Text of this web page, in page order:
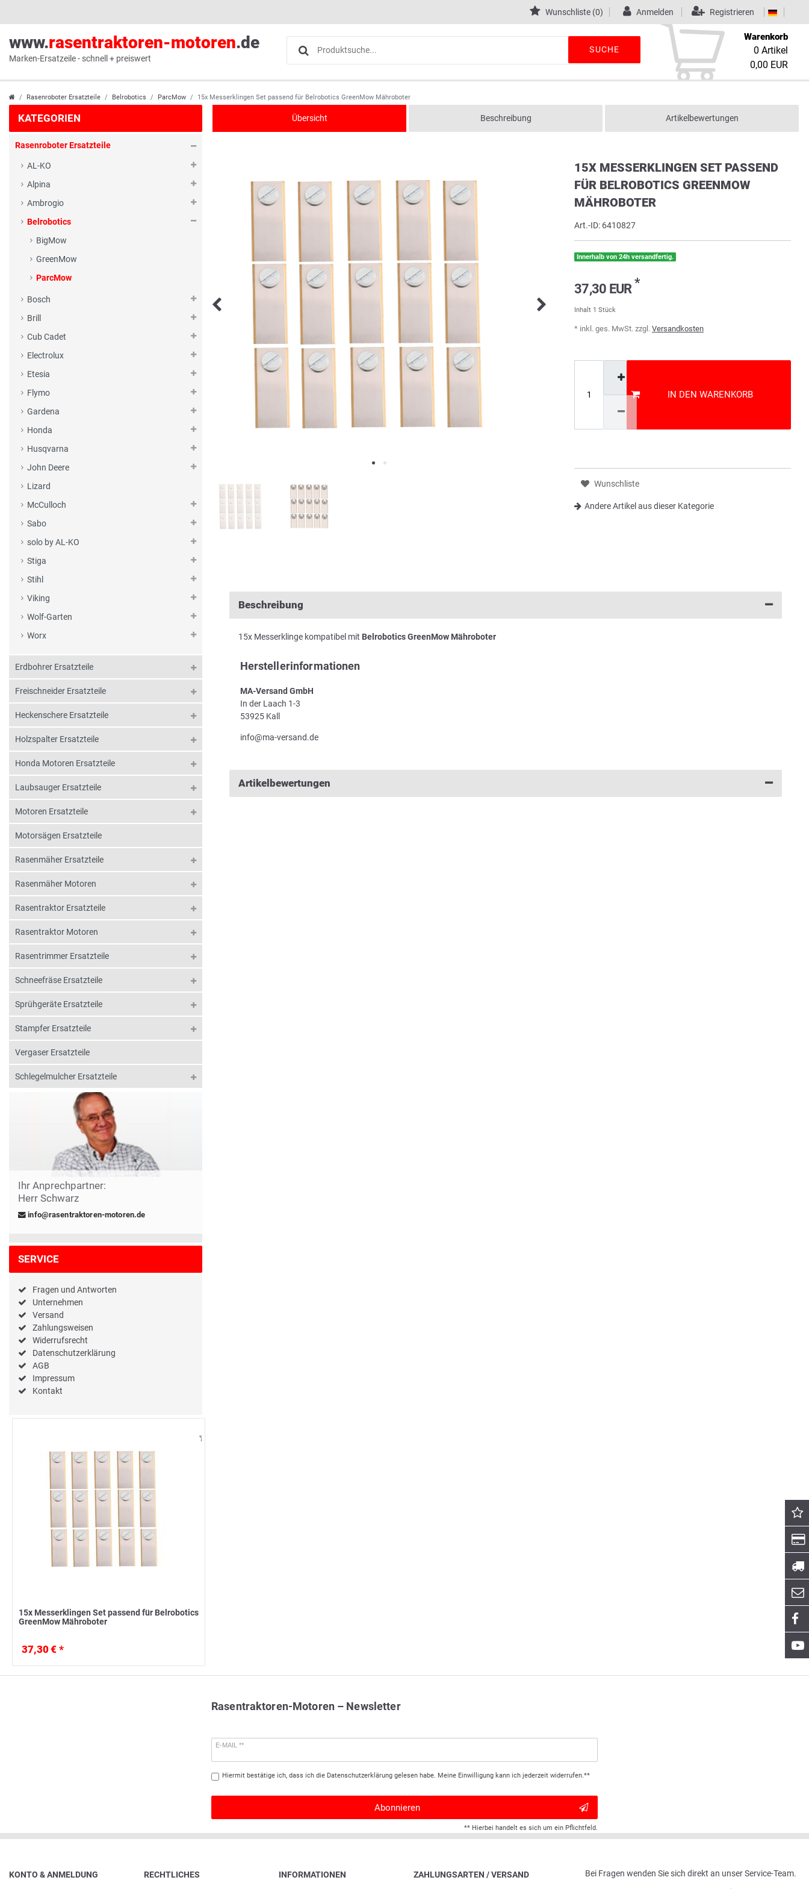
Wunschliste (0) Anmelden Registrieren
www.rasentraktoren-motoren.de
Marken-Ersatzeile - schnell + preiswert
SUCHE
Warenkorb
0 Artikel
0,00 EUR
Rasenroboter Ersatzteile Belrobotics ParcMow 15x Messerklingen Set passend für Belrobotics GreenMow Mähroboter
KATEGORIEN
Rasenroboter Ersatzteile
AL-KO
Alpina
Ambrogio
Belrobotics
BigMow
GreenMow
ParcMow
Bosch
Brill
Cub Cadet
Electrolux
Etesia
Flymo
Gardena
Honda
Husqvarna
John Deere
Lizard
McCulloch
Sabo
solo by AL-KO
Stiga
Stihl
Viking
Wolf-Garten
Worx
Erdbohrer Ersatzteile
Freischneider Ersatzteile
Heckenschere Ersatzteile
Holzspalter Ersatzteile
Honda Motoren Ersatzteile
Laubsauger Ersatzteile
Motoren Ersatzteile
Motorsägen Ersatzteile
Rasenmäher Ersatzteile
Rasenmäher Motoren
Rasentraktor Ersatzteile
Rasentraktor Motoren
Rasentrimmer Ersatzteile
Schneefräse Ersatzteile
Sprühgeräte Ersatzteile
Stampfer Ersatzteile
Vergaser Ersatzteile
Schlegelmulcher Ersatzteile
Ihr Anprechpartner:
Herr Schwarz
info@rasentraktoren-motoren.de
SERVICE
Fragen und Antworten
Unternehmen
Versand
Zahlungsweisen
Widerrufsrecht
Datenschutzerklärung
AGB
Impressum
Kontakt
15x Messerklingen Set passend für Belrobotics
GreenMow Mähroboter
37,30 € *
Übersicht Beschreibung Artikelbewertungen
15X MESSERKLINGEN SET PASSEND
FÜR BELROBOTICS GREENMOW
MÄHROBOTER
Art.-ID: 6410827
Innerhalb von 24h versandfertig.
37,30 EUR *
Inhalt 1 Stück
* inkl. ges. MwSt. zzgl. Versandkosten
IN DEN WARENKORB
Wunschliste
Andere Artikel aus dieser Kategorie
Beschreibung
15x Messerklinge kompatibel mit Belrobotics GreenMow Mähroboter
Herstellerinformationen
MA-Versand GmbH
In der Laach 1-3
53925 Kall
info@ma-versand.de
Artikelbewertungen
Rasentraktoren-Motoren – Newsletter
E-MAIL **
Hiermit bestätige ich, dass ich die Daten­schutz­erklärunggelesen habe. Meine Einwilligung kann ich jederzeit widerrufen.**
Abonnieren
** Hierbei handelt es sich um ein Pflichtfeld.
KONTO & ANMELDUNG RECHTLICHES INFORMATIONEN ZAHLUNGSARTEN / VERSAND
Bei Fragen wenden Sie sich direkt an unser Service-Team.